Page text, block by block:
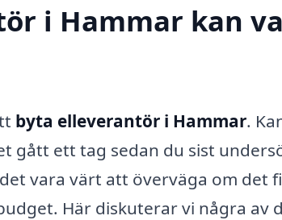
i Hammar kan
byta elleverantör i Hammar.
gått ett tag sedan du sist
vara värt att överväga om det
Här diskuterar vi några av